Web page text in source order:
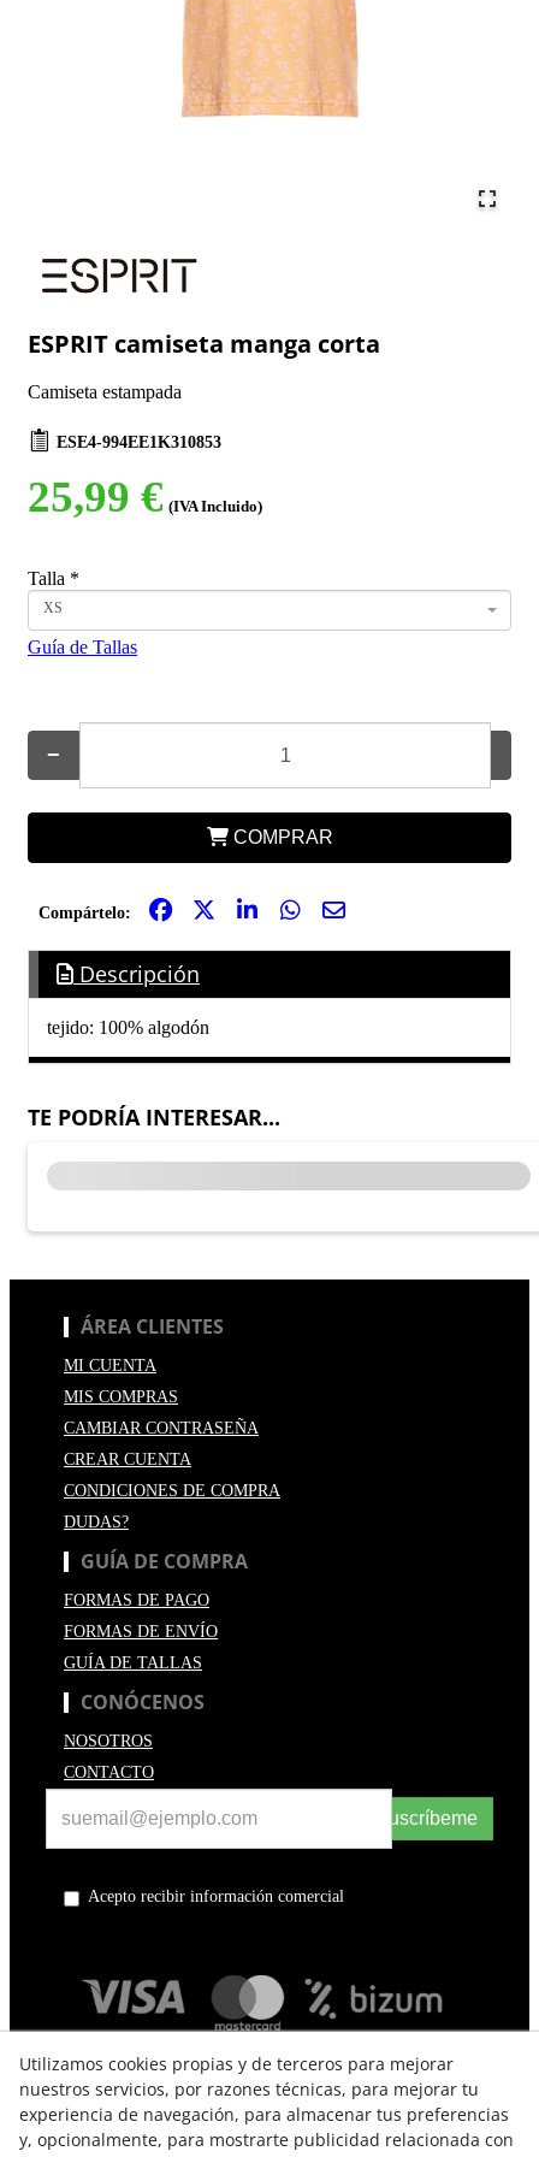
ESPRIT camiseta manga corta
Camiseta estampada
ESE4-994EE1K310853
25,99 € (IVA Incluido)
Talla *
XS
Guía de Tallas
−
COMPRAR
Compártelo:
Descripción
tejido: 100% algodón
TE PODRÍA INTERESAR...
ÁREA CLIENTES
MI CUENTA
MIS COMPRAS
CAMBIAR CONTRASEÑA
CREAR CUENTA
CONDICIONES DE COMPRA
DUDAS?
GUÍA DE COMPRA
FORMAS DE PAGO
FORMAS DE ENVÍO
GUÍA DE TALLAS
CONÓCENOS
NOSOTROS
CONTACTO
Suscríbeme
Acepto recibir información comercial
Utilizamos cookies propias y de terceros para mejorar
nuestros servicios, por razones técnicas, para mejorar tu
experiencia de navegación, para almacenar tus preferencias
y, opcionalmente, para mostrarte publicidad relacionada con